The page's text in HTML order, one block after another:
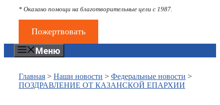
* Оказано помощи на благотворительные цели с 1987.
Пожертвовать
Меню
Главная > Наши новости > Федеральные новости >
ПОЗДРАВЛЕНИЕ ОТ КАЗАНСКОЙ ЕПАРХИИ